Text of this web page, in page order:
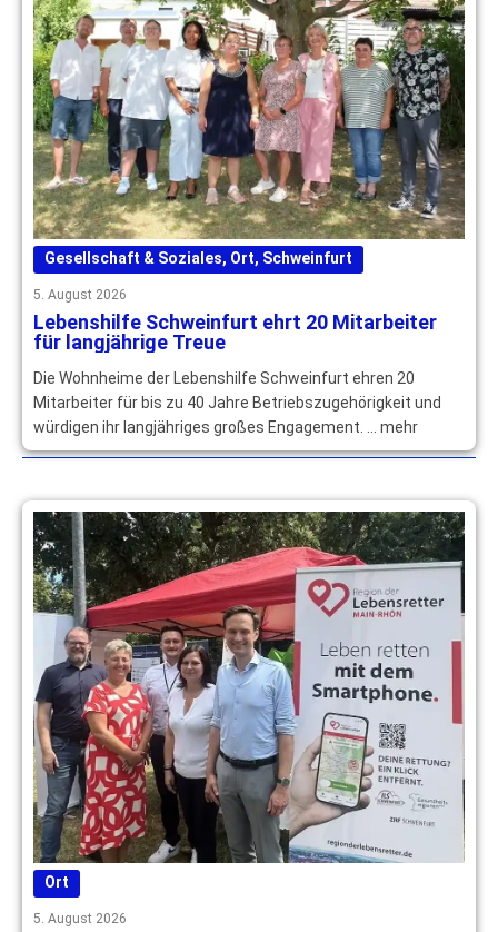
Gesellschaft & Soziales, Ort, Schweinfurt
5. August 2026
Lebenshilfe Schweinfurt ehrt 20 Mitarbeiter
für langjährige Treue
Die Wohnheime der Lebenshilfe Schweinfurt ehren 20
Mitarbeiter für bis zu 40 Jahre Betriebszugehörigkeit und
würdigen ihr langjähriges großes Engagement. … mehr
Ort
5. August 2026